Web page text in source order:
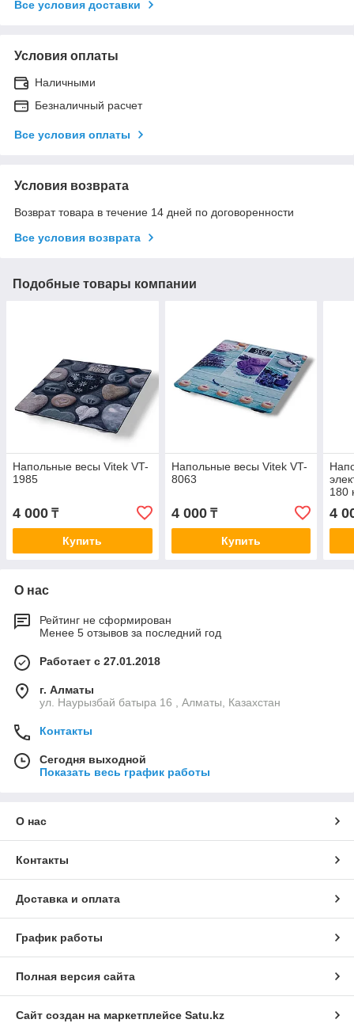
Все условия доставки
Условия оплаты
Наличными
Безналичный расчет
Все условия оплаты
Условия возврата
Возврат товара в течение 14 дней по договоренности
Все условия возврата
Подобные товары компании
Напольные весы Vitek VT-
1985
4 000 ₸
Купить
Напольные весы Vitek VT-
8063
4 000₸
Купить
180
4
О нас
Рейтинг не сформирован
Менее 5 отзывов за последний год
Работает с 27.01.2018
г. Алматы
ул. Наурызбай батыра 16 , Алматы, Казахстан
Контакты
Сегодня выходной
Показать весь график работы
О нас
Контакты
Доставка и оплата
График работы
Полная версия сайта
Сайт создан на маркетплейсе Satu.kz